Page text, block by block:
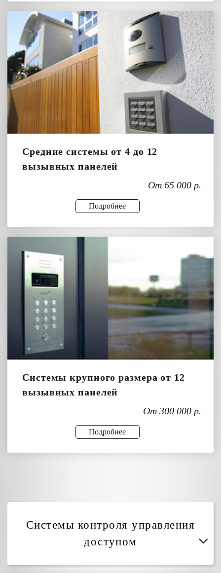
Средние системы от 4 до 12
вызывных панелей
От 65 000 р.
Подробнее
Системы крупного размера от 12
вызывных панелей
От 300 000 р.
Подробнее
Системы контроля управления
доступом